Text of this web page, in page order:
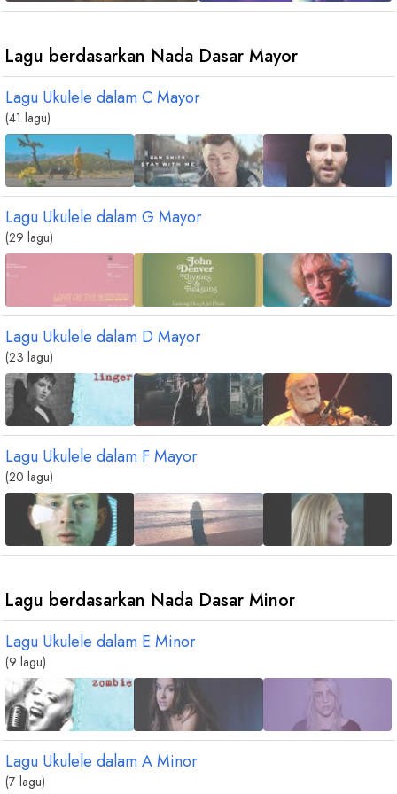
Db
Lagu berdasarkan Nada Dasar Mayor
Lagu Ukulele dalamCMayor
(41 lagu)
Lagu Ukulele dalamG Mayor
(29 lagu)
Lagu Ukulele dalam D Mayor
(23 lagu)
Lagu Ukulele dalam FMayor
(20 lagu)
Lagu berdasarkan Nada Dasar Minor
Lagu Ukulele dalam E Minor
(9 lagu)
Lagu Ukulele dalamAMinor
(7 lagu)